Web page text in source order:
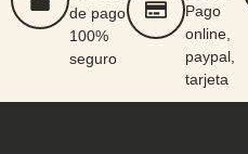
de pago
100%
seguro
Pago
online,
paypal,
tarjeta